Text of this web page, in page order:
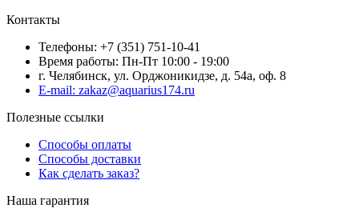
Контакты
Телефоны: +7 (351) 751-10-41
Время работы: Пн-Пт 10:00 - 19:00
г. Челябинск, ул. Орджоникидзе, д. 54а, оф. 8
E-mail: zakaz@aquarius174.ru
Полезные ссылки
Способы оплаты
Способы доставки
Как сделать заказ?
Наша гарантия